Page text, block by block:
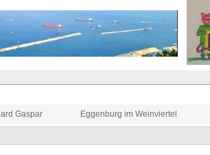
Gaspar Eggenburg im Weinviertel